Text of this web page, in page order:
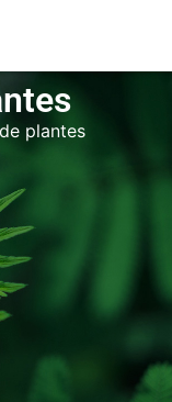
plantes